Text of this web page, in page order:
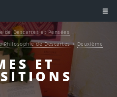
ET
de Descartes et Pensées
Philosophie de Descartes> Deuxième